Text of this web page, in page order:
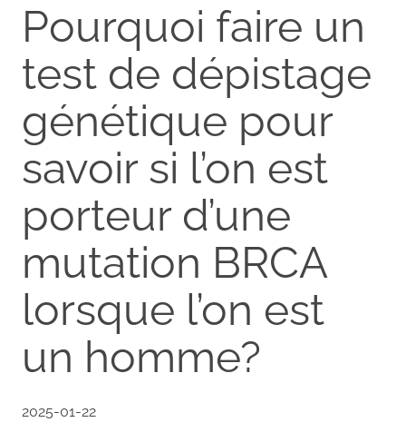
Pourquoi faire un
test de dépistage
génétique pour
savoir si l’on est
porteur d’une
mutation BRCA
lorsque l’on est
un homme?
2025-01-22